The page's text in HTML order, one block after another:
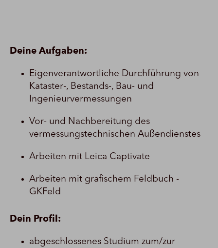
Deine Aufgaben:
Eigenverantwortliche Durchführung von
Kataster-, Bestands-, Bau- und
Ingenieurvermessungen
Vor- und Nachbereitung des
vermessungstechnischen Außendienstes
Arbeiten mit Leica Captivate
Arbeiten mit grafischem Feldbuch -
GKFeld
Dein Profil:
abgeschlossenes Studium zum/zur